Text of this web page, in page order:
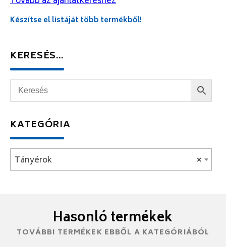
Készítse el listáját több termékből!
KERESÉS…
KATEGÓRIA
×
Tányérok
Hasonló termékek
TOVÁBBI TERMÉKEK EBBŐL A KATEGÓRIÁBÓL